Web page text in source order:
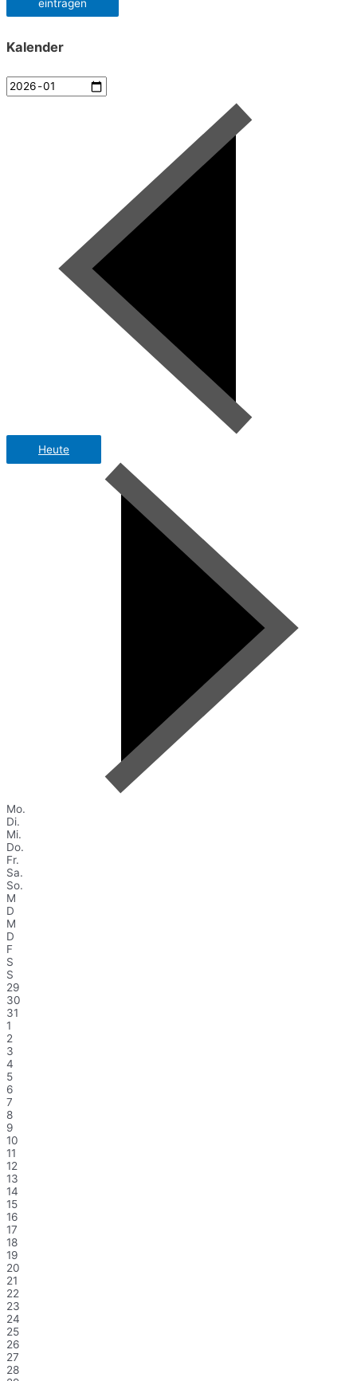
Kalender
Heute
Mo.
Di.
Mi.
Do.
Fr.
Sa.
So.
M
D
M
D
F
S
S
29
30
31
1
2
3
4
5
6
7
8
9
10
11
12
13
14
15
16
17
18
19
20
21
22
23
24
25
26
27
28